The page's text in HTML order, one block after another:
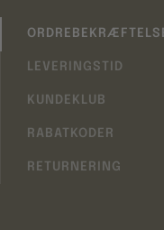
LEVERINGSTID
KUNDEKLUB
RABATKODER
RETURNERING